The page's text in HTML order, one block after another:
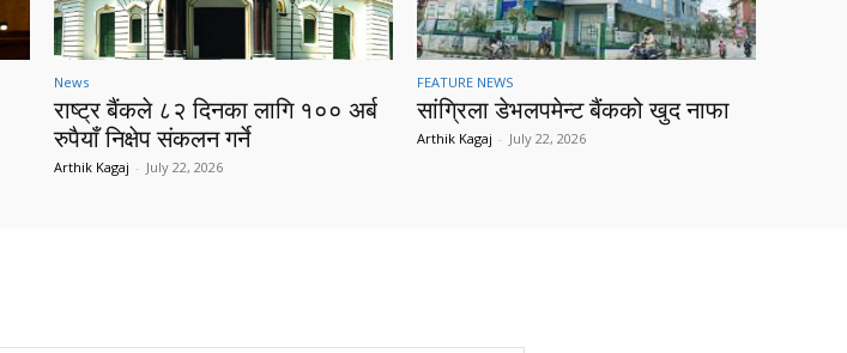
News
राष्ट्र बैंकले ८२ दिनका लागि १०० अर्ब
रुपैयाँ निक्षेप संकलन गर्ने
Arthik Kagaj - July 22, 2026
FEATURE NEWS
सांग्रिला डेभलपमेन्ट बैंकको खुद नाफा
Arthik Kagaj - July 22, 2026